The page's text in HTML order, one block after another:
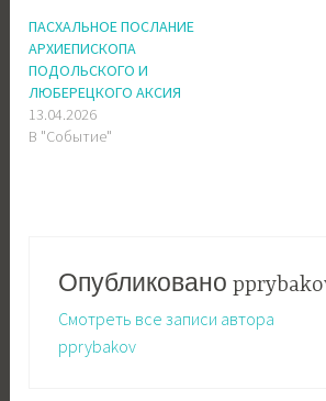
ПАСХАЛЬНОЕ ПОСЛАНИЕ
АРХИЕПИСКОПА
ПОДОЛЬСКОГО И
ЛЮБЕРЕЦКОГО АКСИЯ
13.04.2026
В "Событие"
Опубликовано
Смотреть все записи автора
pprybakov